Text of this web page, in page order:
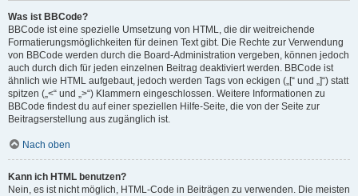
Was ist BBCode?
BBCode ist eine spezielle Umsetzung von HTML, die dir weitreichende
Formatierungsmöglichkeiten für deinen Text gibt. Die Rechte zur Verwendung
von BBCode werden durch die Board-Administration vergeben, können jedoch
auch durch dich für jeden einzelnen Beitrag deaktiviert werden. BBCode ist
ähnlich wie HTML aufgebaut, jedoch werden Tags von eckigen („[“ und „]“) statt
spitzen („<“ und „>“) Klammern eingeschlossen. Weitere Informationen zu
BBCode findest du auf einer speziellen Hilfe-Seite, die von der Seite zur
Beitragserstellung aus zugänglich ist.
Nach oben
Kann ich HTML benutzen?
Nein, es ist nicht möglich, HTML-Code in Beiträgen zu verwenden. Die meisten